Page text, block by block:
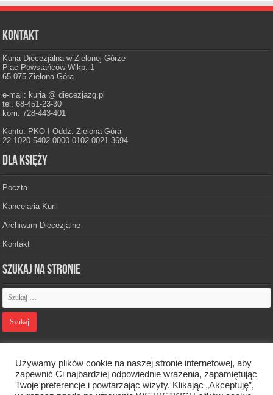
Kontakt
Kuria Diecezjalna w Zielonej Górze
Plac Powstańców Wlkp. 1
65-075 Zielona Góra
e-mail: kuria @ diecezjazg.pl
tel. 68-451-23-30
kom. 728-443-401
Konto: PKO I Oddz. Zielona Góra
22 1020 5402 0000 0102 0021 3694
Dla księży
Poczta
Kancelaria Kurii
Archiwum Diecezjalne
Kontakt
Szukaj na stronie
Designed by Webdawid
Używamy plików cookie na naszej stronie internetowej, aby
zapewnić Ci najbardziej odpowiednie wrażenia, zapamiętując
Twoje preferencje i powtarzając wizyty. Klikając „Akceptuję”,